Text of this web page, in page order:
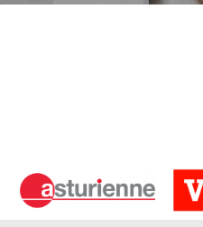
à vos murs extérieurs. Nous
est apte à poser de la
pierre, le béton et plus encore.